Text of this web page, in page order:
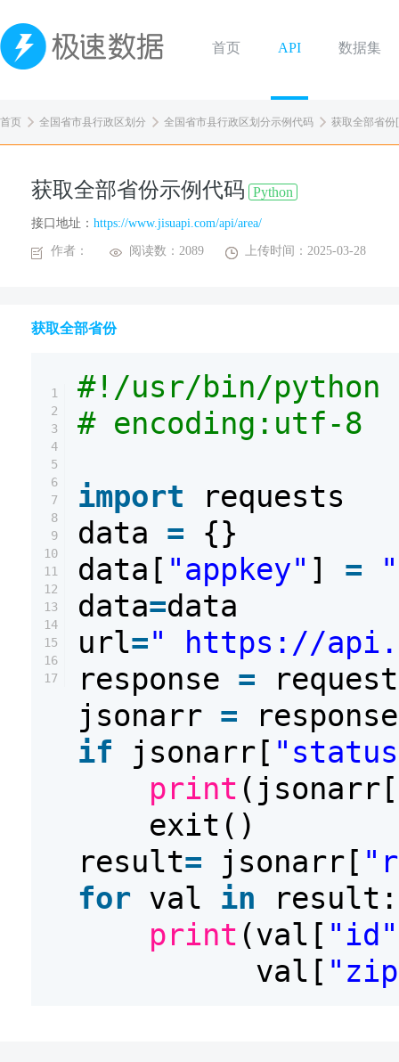
首页 API 数据集
首页 全国省市县行政区划分 全国省市县行政区划分示例代码 获取全部省份
获取全部省份示例代码 Python
接口地址： https://www.jisuapi.com/api/area/
作者： 阅读数：2089 上传时间：2025-03-28
获取全部省份
1
2
3
4
5
6
7
8
9
10
11
12
13
14
15
16
17
#!/usr/bin/python
# encoding:utf-8
import
requests
data = {}
data[ "appkey" ] =
data=data
url=" https://
response =
jsonarr =
if
jsonarr[
print (jsonarr[
exit()
result= jsonarr[
for val in
result:
print (val[ "id"
val[